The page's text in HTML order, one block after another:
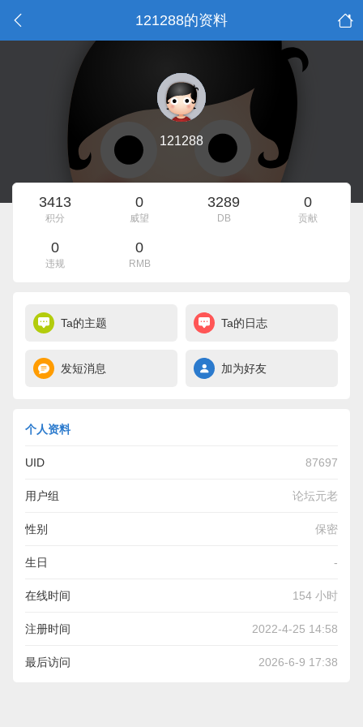
121288的资料
121288
3413
积分
0
威望
3289
DB
0
贡献
0
违规
0
RMB
Ta的主题 Ta的日志
发短消息 加为好友
个人资料
UID 87697
用户组 论坛元老
性别 保密
生日 -
在线时间 154 小时
注册时间 2022-4-25 14:58
最后访问 2026-6-9 17:38